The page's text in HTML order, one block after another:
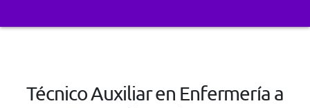
Técnico Auxiliar en Enfermería a